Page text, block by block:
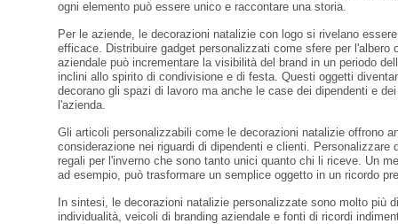
ogni elemento può essere unico e raccontare una storia.
Per le aziende, le decorazioni natalizie con logo si rivelano
efficace. Distribuire gadget personalizzati come sfere per l'albero
aziendale può incrementare la visibilità del brand in un periodo
inclini allo spirito di condivisione e di festa. Questi oggetti
decorano gli spazi di lavoro ma anche le case dei dipendenti e
l'azienda.
Gli articoli personalizzabili come le decorazioni natalizie offrono
considerazione nei riguardi di dipendenti e clienti. Personalizzare
regali per l'inverno che sono tanto unici quanto chi li riceve. Un
ad esempio, può trasformare un semplice oggetto in un ricordo
In sintesi, le decorazioni natalizie personalizzate sono molto più
individualità, veicoli di branding aziendale e fonti di ricordi